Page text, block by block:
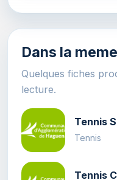
Dans la
Quelques fiches
lecture.
Tennis
Tennis
Tennis